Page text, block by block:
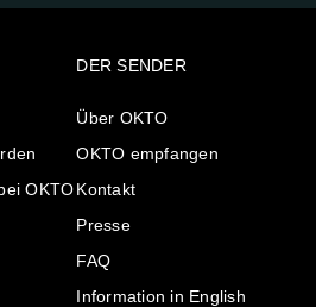
OKTO
DER SENDER
Über OKTO
OKTO empfangen
Kontakt
Presse
FAQ
Information in English